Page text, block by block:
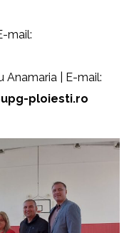
mail:
Anamaria | E-mail:
ploiesti.ro